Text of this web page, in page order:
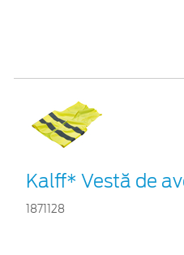
Kalff* Vestă de
1871128